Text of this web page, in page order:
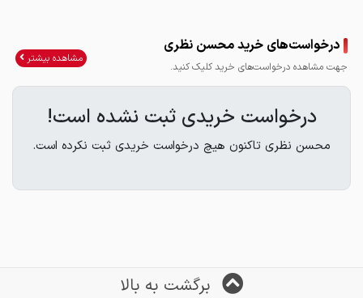
درخواست‌های خرید محسن نظری
جهت مشاهده درخواست‌های خرید کلیک کنید.
مشاهده بیشتر
درخواست خریدی ثبت نشده است!
محسن نظری تاکنون هیچ درخواست خریدی ثبت نکرده است.
برگشت به بالا